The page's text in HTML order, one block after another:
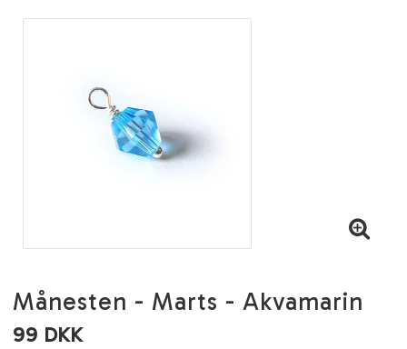
Månesten - Marts - Akvamarin
99 DKK